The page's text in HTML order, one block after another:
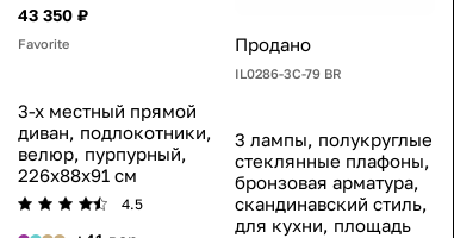
43 350 ₽
Favorite
3-х местный прямой
диван, подлокотники,
велюр, пурпурный,
226x88x91 см
4.5
Продано
IL0286-3C-79 BR
3 лампы, полукруглые
стеклянные плафоны,
бронзовая арматура,
скандинавский стиль,
для кухни, площадь